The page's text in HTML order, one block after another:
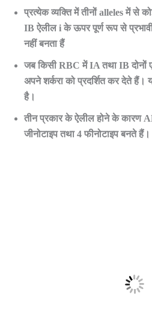
प्रत्येक व्यक्ति में तीनों alleles में से
IB ऐलील i के ऊपर पूर्ण रूप से प्रभावी
नहीं बनता हैं
जब किसी RBC में IA तथा IB दोनों
अपने शर्करा को प्रदर्शित कर देते हैं।
है।
तीन प्रकार के ऐलील होने के कारण
जीनोटाइप तथा 4 फीनोटाइप बनते हैं।